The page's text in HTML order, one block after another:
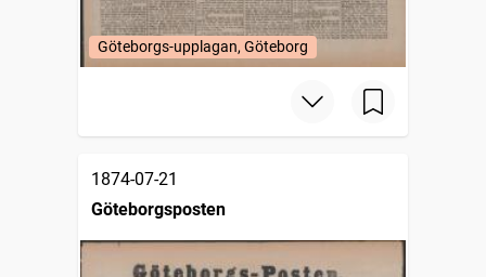
Göteborgs-upplagan, Göteborg
1874-07-21
Göteborgsposten